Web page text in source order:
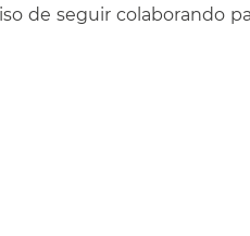
de seguir colaborando